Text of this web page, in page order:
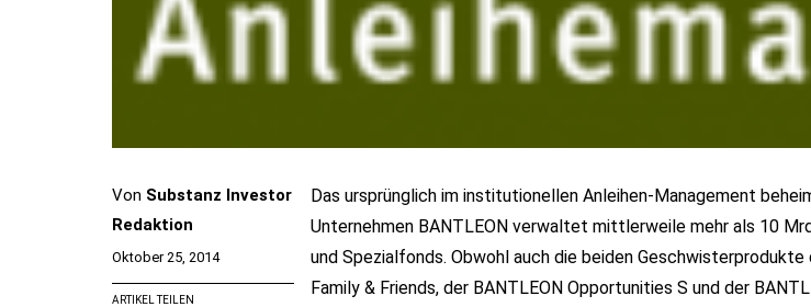
Von Substanz Investor
Redaktion
Oktober 25, 2014
ARTIKEL TEILEN
Das ursprünglich im institutionellen Anleihen-Management
Unternehmen BANTLEON verwaltet mittlerweile mehr als 10
und Spezialfonds. Obwohl auch die beiden Geschwisterprodukte
Family & Friends, der BANTLEON Opportunities S und der